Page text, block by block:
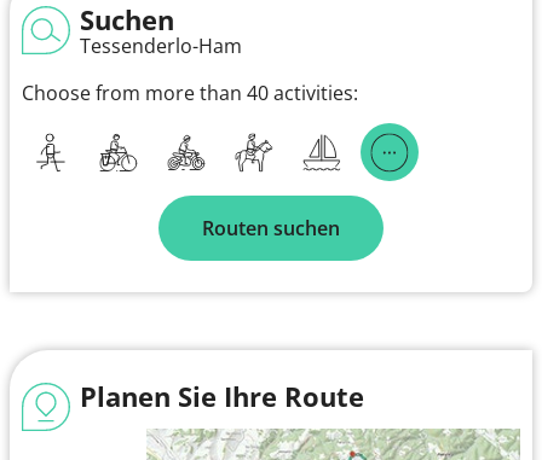
Suchen
Tessenderlo-Ham
Choose from more than 40 activities:
Routen suchen
Planen Sie Ihre Route